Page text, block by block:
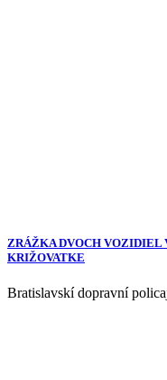
ZRÁŽKA DVOCH VOZIDIEL
KRIŽOVATKE
Bratislavskí dopravní